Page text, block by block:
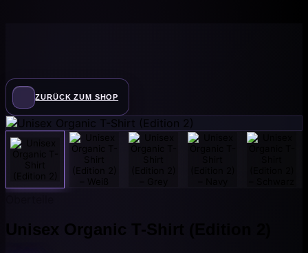
ZURÜCK ZUM SHOP
Unisex Organic T-Shirt (Edition 2)